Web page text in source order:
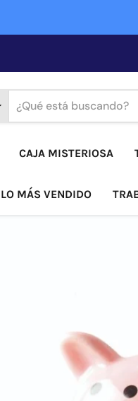
CAJA MISTERIOSA
LO MÁS VENDIDO